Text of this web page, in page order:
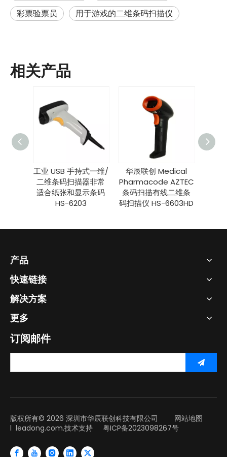
彩票验票员
用于游戏的二维条码扫描仪
相关产品
工业 USB 手持式一维/
二维条码扫描器非常
适合纸张和显示条码
HS-6203
华辰联创 Medical
Pharmacode AZTEC
条码扫描有线二维条
码扫描仪 HS-6603HD
产品
快速链接
解决方案
更多
订阅邮件
版权所有© 2026 深圳市华辰联创科技有限公司 网站地图
l leadong.com.技术支持 粤ICP备2023098267号